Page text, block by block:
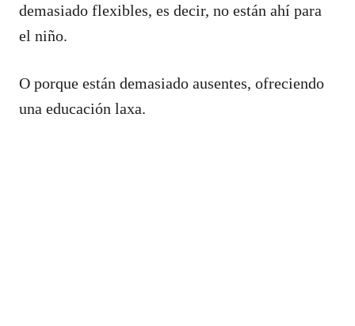
demasiado flexibles, es decir, no están ahí para
el niño.
O porque están demasiado ausentes, ofreciendo
una educación laxa.